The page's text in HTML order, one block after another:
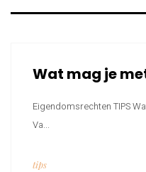
Wat mag je
Eigendomsrechten TIPS
Va...
tips